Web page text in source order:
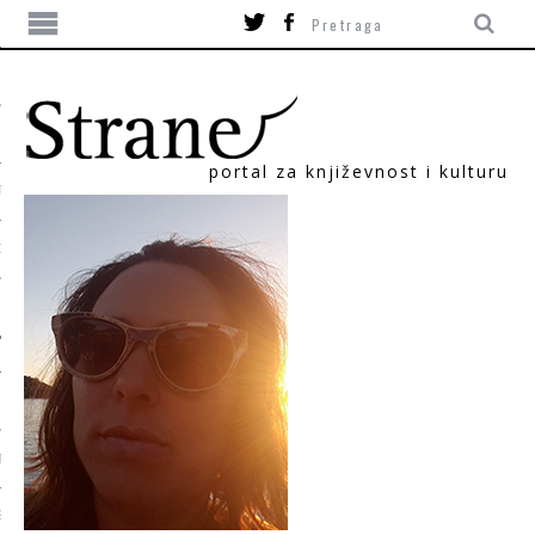
portal za književnost i kulturu